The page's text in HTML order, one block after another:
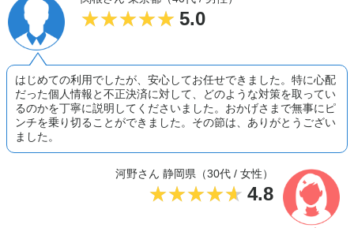
5.0
はじめての利用でしたが、安心してお任せできました。特に心配
だった個人情報と不正決済に対して、どのような対策を取ってい
るのかを丁寧に説明してくださいました。おかげさまで無事にピ
ンチを乗り切ることができました。その節は、ありがとうござい
ました。
河野さん 静岡県（30代 / 女性）
4.8